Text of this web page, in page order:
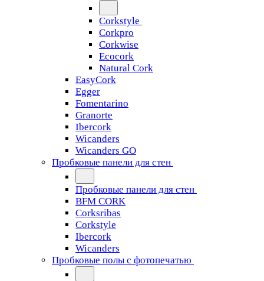
Corkstyle
Corkpro
Corkwise
Ecocork
Natural Cork
EasyCork
Egger
Fomentarino
Granorte
Ibercork
Wicanders
Wicanders GO
Пробковые панели для стен
Пробковые панели для стен
BFM CORK
Corksribas
Corkstyle
Ibercork
Wicanders
Пробковые полы с фотопечатью